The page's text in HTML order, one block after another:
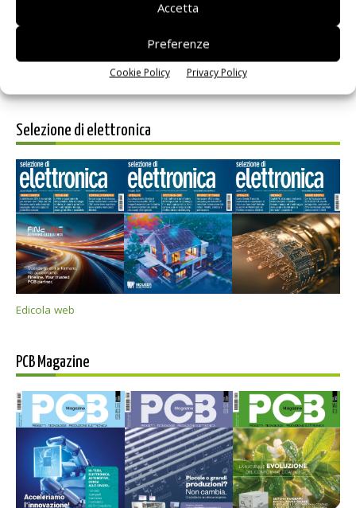
Accetta
Preferenze
Cookie Policy Privacy Policy
Selezione di elettronica
Edicola web
PCB Magazine